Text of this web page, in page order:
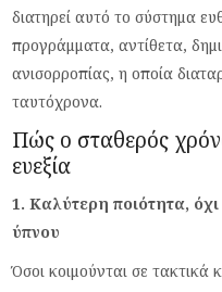
διατηρεί αυτό το σύστημα
προγράμματα, αντίθετα,
ανισορροπίας, η οποία
ταυτόχρονα.
Πώς ο σταθερός
ευεξία
1. Καλύτερη ποιότητα,
ύπνου
Όσοι κοιμούνται σε τακτικά